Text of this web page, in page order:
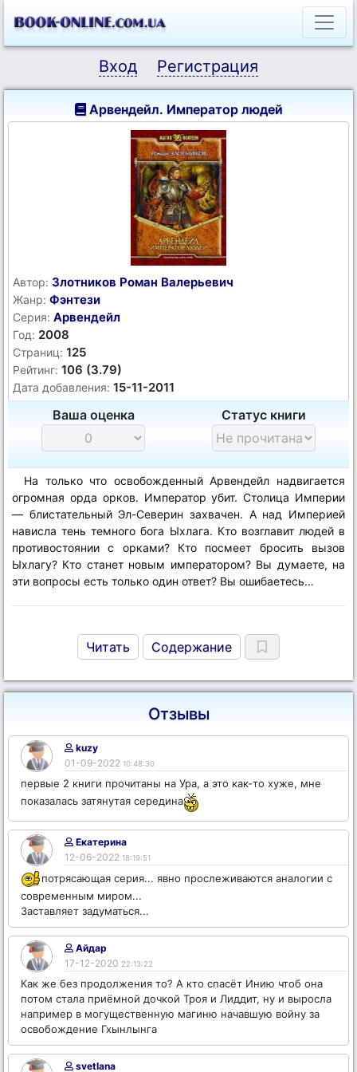
Вход Регистрация
Арвендейл. Император людей
Автор: Злотников Роман Валерьевич
Жанр: Фэнтези
Серия: Арвендейл
Год: 2008
Страниц: 125
Рейтинг: 106 (3.79)
Дата добавления: 15-11-2011
Ваша оценка Статус книги
На только что освобожденный Арвендейл надвигается
огромная орда орков. Император убит. Столица Империи
— блистательный Эл-Северин захвачен. А над Империей
нависла тень темного бога Ыхлага. Кто возглавит людей в
противостоянии с орками? Кто посмеет бросить вызов
Ыхлагу? Кто станет новым императором? Вы думаете, на
эти вопросы есть только один ответ? Вы ошибаетесь…
Читать Содержание
Отзывы
kuzy
01-09-2022 10:48:30
первые 2 книги прочитаны на Ура, а это как-то хуже, мне
показалась затянутая середина
Екатерина
12-06-2022 18:19:51
потрясающая серия... явно прослеживаются аналогии с
современным миром...
Заставляет задуматься...
Айдар
17-12-2020 22:13:22
Как же без продолжения то? А кто спасёт Инию чтоб она
потом стала приёмной дочкой Троя и Лиддит, ну и выросла
например в могущественную магиню начавшую войну за
освобождение Гхынлынга
svetlana